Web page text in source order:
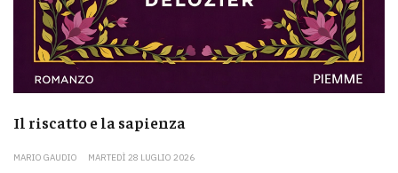
Il riscatto e la sapienza
MARIO GAUDIO MARTEDÌ 28 LUGLIO 2026